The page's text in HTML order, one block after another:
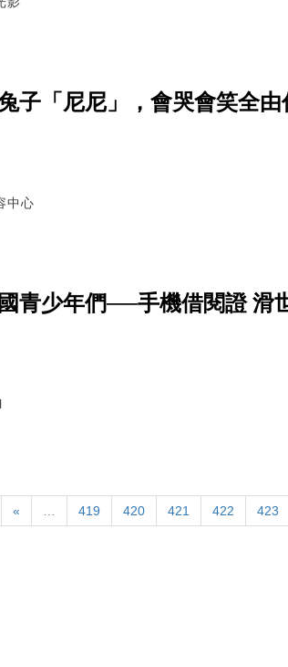
子「尼尼」，會哭會笑全由
中心
青少年們──手機借閱證 滑
« … 419 420 421 422 423